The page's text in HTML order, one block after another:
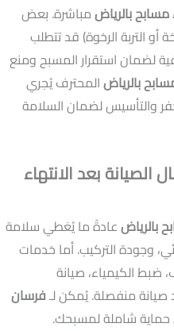
مسابح بالرياضمباشرة. بعض
أو التربة الرخوة) قد تتطلب
لضمان استقرار المسبح ومنع
بالرياضالمحترف يُجري
والتأسيس لضمان السلامة
بعد الانتهاء
بالرياضعادةً ما يُغطي سلامة
وجودة التركيب. أما خدمات
ضبط الكيمياء، صيانة
منفصلة. يُمكن لـفرسان
حماية شاملة لمسبحك.